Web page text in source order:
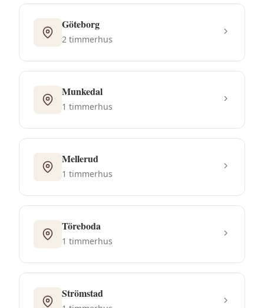
Göteborg
2 timmerhus
Munkedal
1 timmerhus
Mellerud
1 timmerhus
Töreboda
1 timmerhus
Strömstad